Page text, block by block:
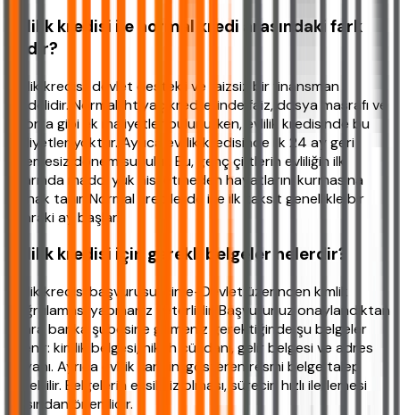
Evlilik kredisi ile normal kredi arasındaki fark
nedir?
Evlilik kredisi, devlet destekli ve faizsiz bir finansman
modelidir. Normal ihtiyaç kredilerinde faiz, dosya masrafı ve
sigorta gibi ek maliyetler bulunurken, evlilik kredisinde bu
maliyetler yoktur. Ayrıca evlilik kredisinde ilk 24 ay geri
ödemesiz dönem sunulur. Bu, genç çiftlerin evliliğin ilk
yıllarında maddi yük hissetmeden hayatlarını kurmasına
olanak tanır. Normal kredilerde ise ilk taksit genellikle bir
sonraki ay başlar.
Evlilik kredisi için gerekli belgeler nelerdir?
Evlilik kredisi başvurusu için e-Devlet üzerinden kimlik
doğrulaması yapmanız yeterlidir. Başvurunuz onaylandıktan
sonra banka şubesine gitmeniz gerektiğinde şu belgeler
istenir: kimlik belgesi, nikah cüzdanı, gelir belgesi ve adres
beyanı. Ayrıca evlilik tarihini gösteren resmi belge talep
edilebilir. Belgelerin eksiksiz olması, sürecin hızlı ilerlemesi
açısından önemlidir.